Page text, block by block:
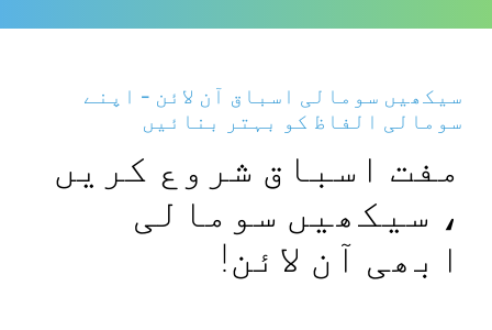
سیکھیں سومالی اسباق آن لائن - اپنے
سومالی الفاظ کو بہتر بنائیں
مفت اسباق شروع کریں
، سیکھیں سومالی
ابھی آن لائن!